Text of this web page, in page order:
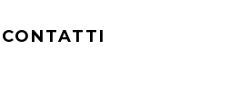
CONTATTI